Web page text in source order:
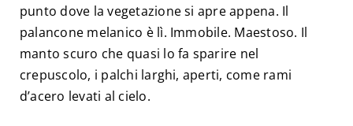
punto dove la vegetazione si apre appena. Il
palancone melanico è lì. Immobile. Maestoso. Il
manto scuro che quasi lo fa sparire nel
crepuscolo, i palchi larghi, aperti, come rami
d’acero levati al cielo.